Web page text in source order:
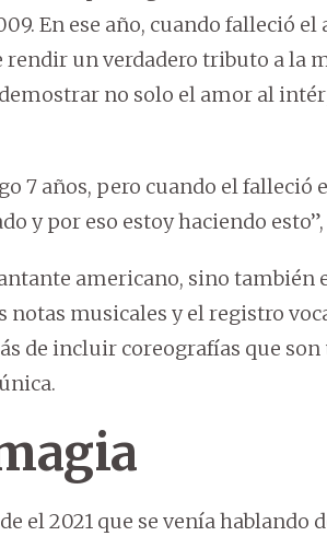
En ese año, cuando falleció el
un verdadero tributo a la
no solo el amor al
7 años, pero cuando el falleció
y por eso estoy haciendo
americano, sino también
musicales y el registro
de incluir coreografías que son
el 2021 que se venía hablando